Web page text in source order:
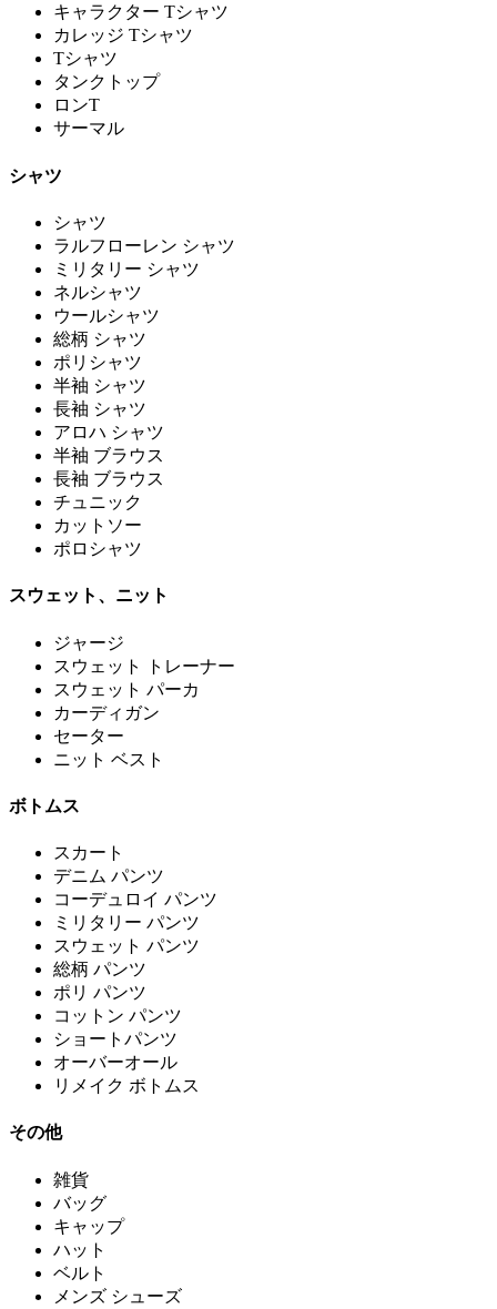
キャラクター Tシャツ
カレッジ Tシャツ
Tシャツ
タンクトップ
ロンT
サーマル
シャツ
シャツ
ラルフローレン シャツ
ミリタリー シャツ
ネルシャツ
ウールシャツ
総柄 シャツ
ポリシャツ
半袖 シャツ
長袖 シャツ
アロハ シャツ
半袖 ブラウス
長袖 ブラウス
チュニック
カットソー
ポロシャツ
スウェット、ニット
ジャージ
スウェット トレーナー
スウェット パーカ
カーディガン
セーター
ニット ベスト
ボトムス
スカート
デニム パンツ
コーデュロイ パンツ
ミリタリー パンツ
スウェット パンツ
総柄 パンツ
ポリ パンツ
コットン パンツ
ショートパンツ
オーバーオール
リメイク ボトムス
その他
雑貨
バッグ
キャップ
ハット
ベルト
メンズ シューズ